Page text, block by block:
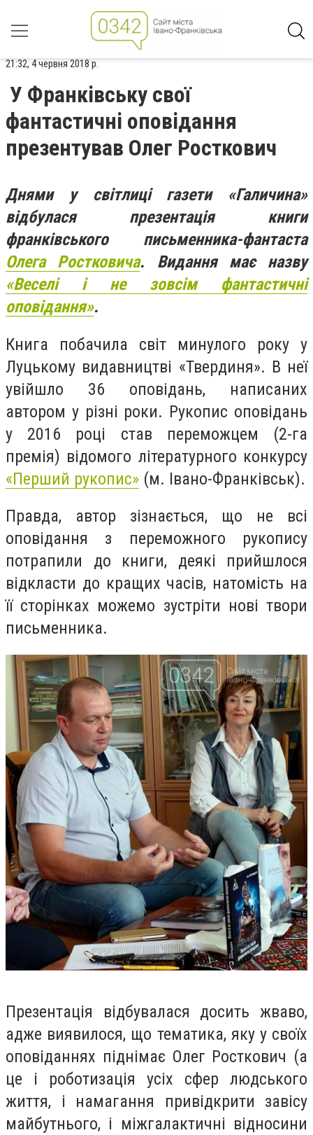
21:32, 4 червня 2018 р.
У Франківську свої
фантастичні оповідання
презентував Олег Росткович
Днями у світлиці газети «Галичина»
відбулася презентація книги
франківського письменника-фантаста
Олега Ростковича. Видання має назву
«Веселі і не зовсім фантастичні
оповідання».
Книга побачила світ минулого року у
Луцькому видавництві «Твердиня». В неї
увійшло 36 оповідань, написаних
автором у різні роки. Рукопис оповідань
у 2016 році став переможцем (2-га
премія) відомого літературного конкурсу
«Перший рукопис» (м. Івано-Франківськ).
Правда, автор зізнається, що не всі
оповідання з переможного рукопису
потрапили до книги, деякі прийшлося
відкласти до кращих часів, натомість на
її сторінках можемо зустріти нові твори
письменника.
Презентація відбувалася досить жваво,
адже виявилося, що тематика, яку у своїх
оповіданнях піднімає Олег Росткович (а
це і роботизація усіх сфер людського
життя, і намагання привідкрити завісу
майбутнього, і міжгалактичні відносини